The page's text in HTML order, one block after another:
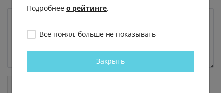
Подробнее о рейтинге.
Все понял, больше не показывать
Закрыть